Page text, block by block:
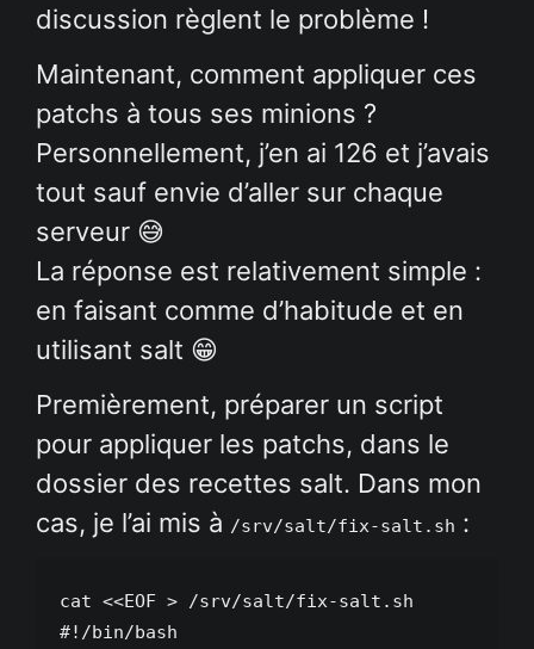
discussion règlent le problème !
Maintenant, comment appliquer ces
patchs à tous ses minions ?
Personnellement, j’en ai 126 et j’avais
tout sauf envie d’aller sur chaque
serveur 😅
La réponse est relativement simple :
en faisant comme d’habitude et en
utilisant salt 😁
Premièrement, préparer un script
pour appliquer les patchs, dans le
dossier des recettes salt. Dans mon
cas, je l’ai mis à /srv/salt/fix-salt.sh :
cat <<EOF > /srv/salt/fix-salt.sh
#!/bin/bash